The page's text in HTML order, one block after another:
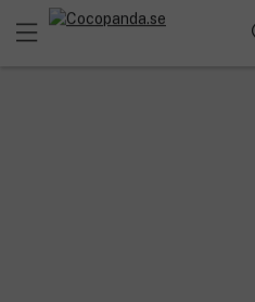
Sök bland 25.209 produkter..